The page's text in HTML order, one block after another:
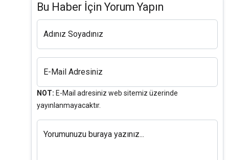
Bu Haber İçin Yorum Yapın
Adınız Soyadınız
E-Mail Adresiniz
NOT: E-Mail adresiniz web sitemiz üzerinde
yayınlanmayacaktır.
Yorumunuzu buraya yazınız...